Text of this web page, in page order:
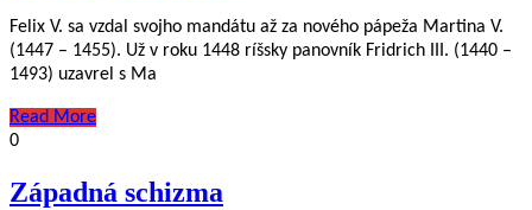
Felix V. sa vzdal svojho mandátu až za nového pápeža Martina V.
(1447 – 1455). Už v roku 1448 ríšsky panovník Fridrich III. (1440 –
1493) uzavrel s Ma
Read More
0
Západná schizma